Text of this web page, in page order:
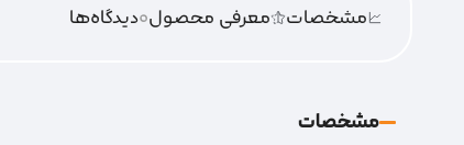
مشخصات معرفی محصول0دیدگاه‌‌ها
مشخصات